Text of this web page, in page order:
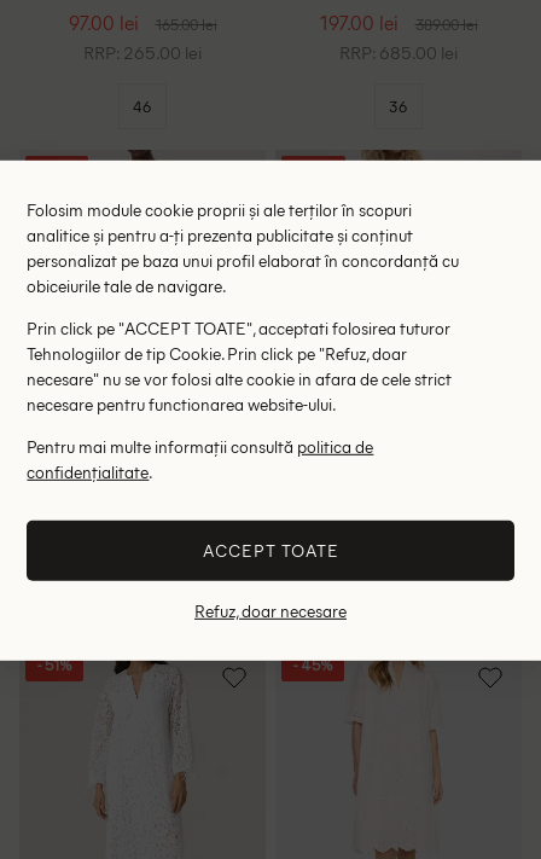
97.00 lei 165.00 lei
RRP: 265.00 lei
46
197.00 lei 389.00 lei
RRP: 685.00 lei
36
Rochie medie Part Two, alb
134.00 lei 289.00 lei 134.00 lei 265.00 lei
- 51% - 45%
Folosim module cookie proprii și ale terților în scopuri
analitice și pentru a-ți prezenta publicitate și conținut
personalizat pe baza unui profil elaborat în concordanță cu
obiceiurile tale de navigare.
Prin click pe "ACCEPT TOATE", acceptati folosirea tuturor
Tehnologiilor de tip Cookie. Prin click pe "Refuz, doar
necesare" nu se vor folosi alte cookie in afara de cele strict
necesare pentru functionarea website-ului.
Pentru mai multe informații consultă politica de
confidențialitate.
ACCEPT TOATE
Refuz, doar necesare